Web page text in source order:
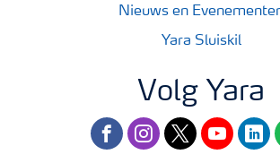
Nieuws en
Yara Sluiskil
Volg Yara
facebookinstagram
twitteryoutube